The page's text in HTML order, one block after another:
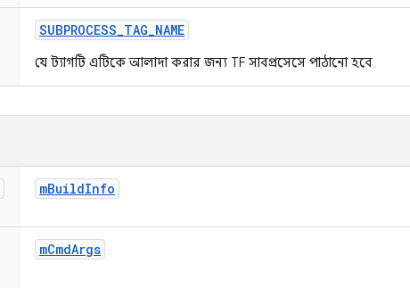
SUBPROCESS_TAG_NAME
যে ট্যাগটি এটিকে আলাদা করার জন্য TF সাবপ্রসেসে পাঠানো হবে
mBuildInfo
mCmdArgs